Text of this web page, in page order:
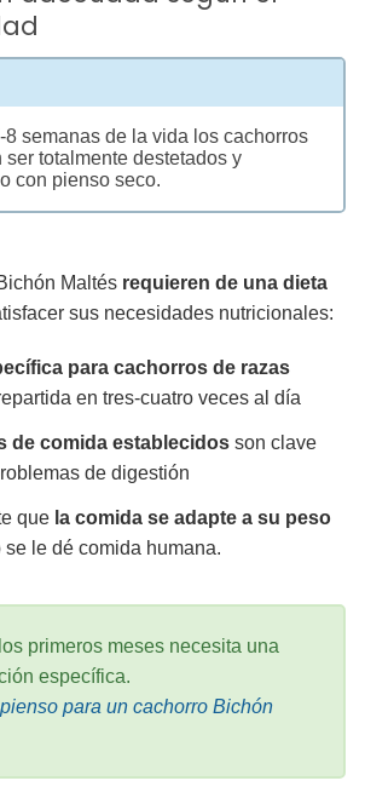
8 semanas de la vida los cachorros
ser totalmente destetados y
con pienso seco.
Maltés requieren de una dieta
sus necesidades nutricionales:
para cachorros de razas
en tres-cuatro veces al día
de comida establecidos son clave
de digestión
que la comida se adapte a su peso
se le dé comida humana.
primeros meses necesita una
específica.
para un cachorro Bichón